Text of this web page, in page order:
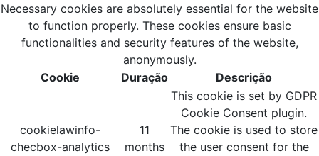
Necessary cookies are absolutely essential for the website
to function properly. These cookies ensure basic
functionalities and security features of the website,
anonymously.
Cookie
Duração Descrição
cookielawinfo-
checbox-analytics
11
months
This cookie is set by GDPR
Cookie Consent plugin.
The cookie is used to store
the user consent for the